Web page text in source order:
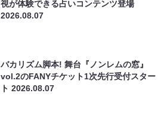
視が体験できる占いコンテンツ登場
2026.08.07
バカリズム脚本! 舞台『ノンレムの窓』
vol.2のFANYチケット1次先行受付スター
ト2026.08.07